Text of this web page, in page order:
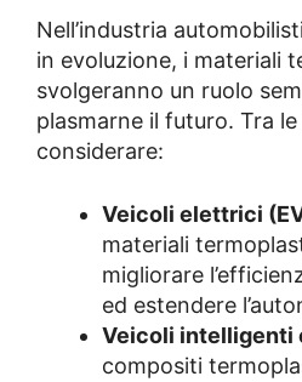
Nell’industria
in evoluzione, i materiali
svolgeranno un ruolo
plasmarne il futuro. Tra
considerare:
Veicoli elettrici
materiali
migliorare
ed estendere
Veicoli intelligenti
compositi